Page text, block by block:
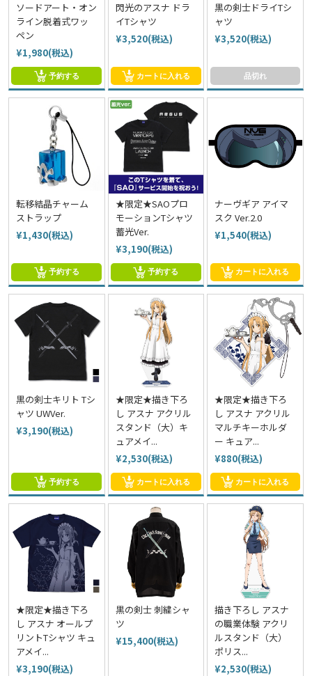
ソードアート・オン
ライン脱着式ワッ
ペン
¥1,980(税込)
予約する
閃光のアスナ ドラ
イTシャツ
¥3,520(税込)
カートに入れる
黒の剣士ドライTシ
ャツ
¥3,520(税込)
品切れ
転移結晶チャーム
ストラップ
¥1,430(税込)
予約する
★限定★SAOプロ
モーションTシャツ
蓄光Ver.
¥3,190(税込)
予約する
ナーヴギア アイマ
スク Ver.2.0
¥1,540(税込)
カートに入れる
黒の剣士キリト Tシ
ャツ UWVer.
¥3,190(税込)
予約する
★限定★描き下ろ
し アスナ アクリル
スタンド（大）キ
ュアメイ...
¥2,530(税込)
カートに入れる
★限定★描き下ろ
し アスナ アクリル
マルチキーホルダ
ー キュア...
¥880(税込)
カートに入れる
★限定★描き下ろ
し アスナ オールプ
リントTシャツ キュ
アメイ...
¥3,190(税込)
黒の剣士 刺繍シャ
ツ
¥15,400(税込)
描き下ろし アスナ
の職業体験 アクリ
ルスタンド（大）
ポリス...
¥2,530(税込)